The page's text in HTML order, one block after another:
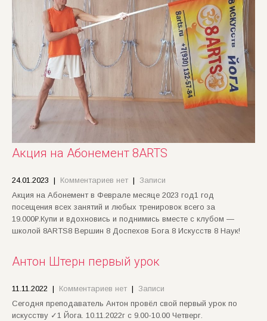
Акция на Абонемент 8ARTS
24.01.2023 | Комментариев нет | Записи
Акция на Абонемент в Феврале месяце 2023 год1 год
посещения всех занятий и любых тренировок всего за
19.000₽.Купи и вдохновись и поднимись вместе с клубом —
школой 8ARTS8 Вершин 8 Доспехов Бога 8 Искусств 8 Наук!
Антон Штерн первый урок
11.11.2022 | Комментариев нет | Записи
Cегодня преподаватель Антон провёл свой первый урок по
искусству ✓1 Йога. 10.11.2022г с 9.00-10.00 Четверг.